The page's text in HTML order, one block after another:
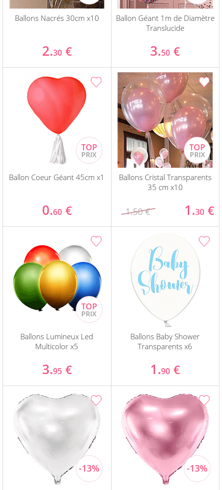
Ballons Nacrés 30cm x10
2.30 €
Ballon Géant 1m de Diamètre
Translucide
3.50 €
Ballon Coeur Géant 45cm x1
0.60 €
Ballons Cristal Transparents
35 cm x10
1.50 € 1.30 €
Ballons Lumineux Led
Multicolor x5
3.95 €
Ballons Baby Shower
Transparents x6
1.90 €